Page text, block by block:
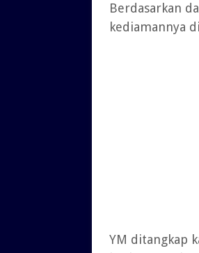
Berdasarkan
kediamannya
YM ditangkap